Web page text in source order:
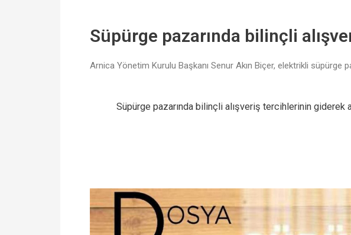
Süpürge pazarında bilinçli
Arnica Yönetim Kurulu Başkanı Senur Akın Biçer, elektrikli süpürge
Süpürge pazarında bilinçli alışveriş tercihlerinin giderek